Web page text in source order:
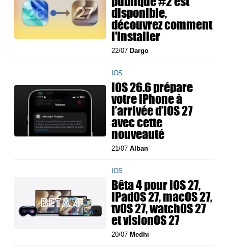
disponible,
découvrez comment
l'installer
22/07 Dargo
IOS
iOS 26.6 prépare
votre iPhone à
l’arrivée d’iOS 27
avec cette
nouveauté
21/07Alban
IOS
Bêta 4 pour iOS 27,
iPadOS 27, macOS 27,
tvOS 27, watchOS 27
et visionOS 27
20/07 Medhi